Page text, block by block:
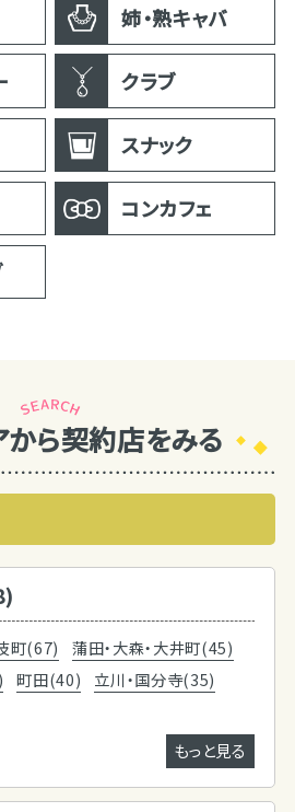
姉・熟キャバ
クラブ
スナック
コンカフェ
から契約店をみる
町(67)
蒲田・大森・大井町(45)
町田(40)
立川・国分寺(35)
もっと見る